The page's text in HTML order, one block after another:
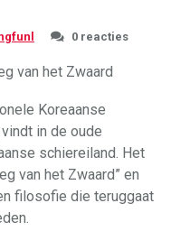
0 reacties
van het Zwaard
Koreaanse
in de oude
schiereiland. Het
van het Zwaard” en
filosofie die teruggaat